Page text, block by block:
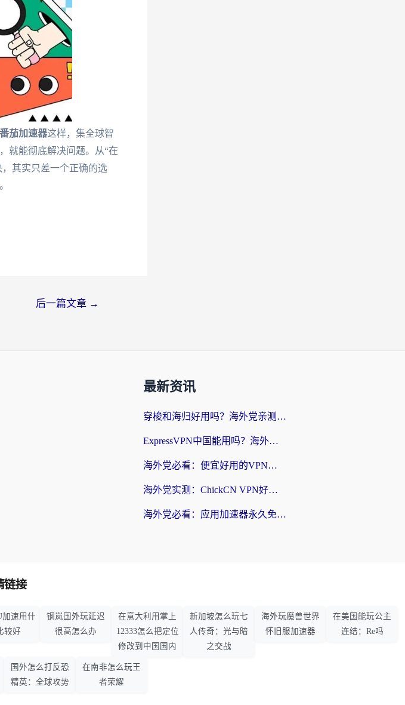
番茄加速器这样，集全球智
就能彻底解决问题。从“在
其实只差一个正确的选
后一篇文章 →
最新资讯
穿梭和海归好用吗？海外党亲测：3步选对回国加速器，无缝刷国内剧玩手游
ExpressVPN中国能用吗？海外党翻回国内的加速器选择指南（附番茄加速器实测）
海外党必看：便宜好用的VPN怎么选？3步解决回国访问难题+Steam改区技巧
海外党实测：ChickCN VPN好用吗？和OurPlay VPN对比哪个回国效果更好？附避坑指南
海外党必看：应用加速器永久免费版真的靠谱吗？教你选对回国加速器无缝刷国内资源
链接
加速用什
较好
钢岚国外玩延迟
很高怎么办
在意大利用掌上
12333怎么把定位
修改到中国国内
新加坡怎么玩七
人传奇：光与暗
之交战
海外玩魔兽世界
怀旧服加速器
在美国能玩公主
连结：Re吗
国外怎么打反恐
精英：全球攻势
在南非怎么玩王
者荣耀